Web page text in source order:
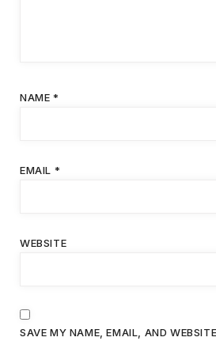
NAME *
EMAIL *
WEBSITE
SAVE MY NAME, EMAIL, AND